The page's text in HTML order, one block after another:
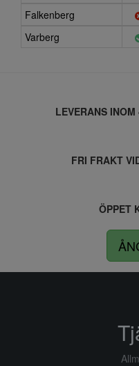
Falkenberg
Varberg
LEVERANS
FRI FRAKT
ÖPPET